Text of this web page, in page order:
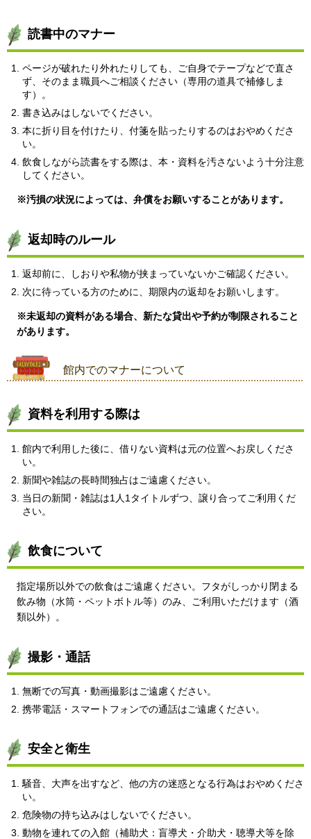
読書中のマナー
ページが破れたり外れたりしても、ご自身でテープなどで直さ
ず、そのまま職員へご相談ください（専用の道具で補修しま
す）。
書き込みはしないでください。
本に折り目を付けたり、付箋を貼ったりするのはおやめくださ
い。
飲食しながら読書をする際は、本・資料を汚さないよう十分注意
してください。
※汚損の状況によっては、弁償をお願いすることがあります。
返却時のルール
返却前に、しおりや私物が挟まっていないかご確認ください。
次に待っている方のために、期限内の返却をお願いします。
※未返却の資料がある場合、新たな貸出や予約が制限されること
があります。
館内でのマナーについて
資料を利用する際は
館内で利用した後に、借りない資料は元の位置へお戻しくださ
い。
新聞や雑誌の長時間独占はご遠慮ください。
当日の新聞・雑誌は1人1タイトルずつ、譲り合ってご利用くだ
さい。
飲食について
指定場所以外での飲食はご遠慮ください。フタがしっかり閉まる
飲み物（水筒・ペットボトル等）のみ、ご利用いただけます（酒
類以外）。
撮影・通話
無断での写真・動画撮影はご遠慮ください。
携帯電話・スマートフォンでの通話はご遠慮ください。
安全と衛生
騒音、大声を出すなど、他の方の迷惑となる行為はおやめくださ
い。
危険物の持ち込みはしないでください。
動物を連れての入館（補助犬：盲導犬・介助犬・聴導犬等を除